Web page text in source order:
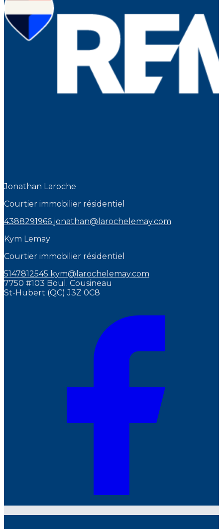
Jonathan Laroche
Courtier immobilier résidentiel
4388291966 jonathan@larochelemay.com
Kym Lemay
Courtier immobilier résidentiel
5147812545 kym@larochelemay.com
7750 #103 Boul. Cousineau
St-Hubert (QC) J3Z 0C8